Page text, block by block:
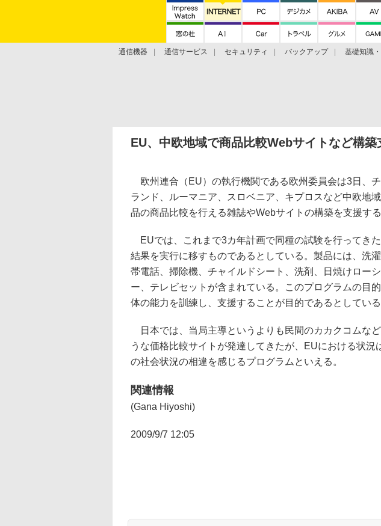
通信機器 通信サービス セキュリティ バックアップ 基礎知識
EU、中欧地域で商品比較Webサイトなど構築
欧州連合（EU）の執行機関である欧州委員会は3日、
ランド、ルーマニア、スロベニア、キプロスなど中欧地
品の商品比較を行える雑誌やWebサイトの構築を支援す
EUでは、これまで3カ年計画で同種の試験を行ってき
結果を実行に移すものであるとしている。製品には、洗
帯電話、掃除機、チャイルドシート、洗剤、日焼けロー
ー、テレビセットが含まれている。このプログラムの目
体の能力を訓練し、支援することが目的であるとしている
日本では、当局主導というよりも民間のカカクコムな
うな価格比較サイトが発達してきたが、EUにおける状況
の社会状況の相違を感じるプログラムといえる。
関連情報
(Gana Hiyoshi)
2009/9/7 12:05